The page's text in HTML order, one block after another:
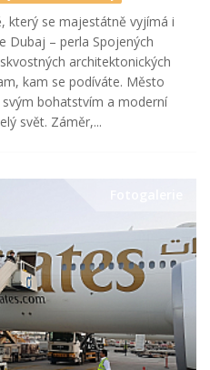
který se majestátně vyjímá i
Dubaj – perla Spojených
architektonických
kam se podíváte. Město
bohatstvím a moderní
svět. Záměr,...